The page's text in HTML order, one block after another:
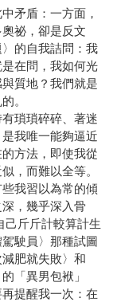
矛盾：一方面，
祕，卻是反文
的自我詰問：我
在問，我如何光
質地？我們就是
。
瑣瑣碎碎、著迷
我唯一能夠逼近
方法，即使我從
，而難以全等。
我習以為常的傾
，幾乎深入骨
己斤斤計較算計生
駛員〉那種試圖
肥就失敗〉和
「異男包袱」
提醒我一次：在